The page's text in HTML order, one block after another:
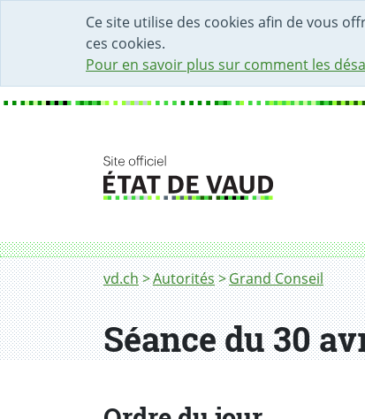
Ce site utilise des cookies afin de vous
ces cookies.
Pour en savoir plus sur comment les
DÉBUT DU CONTENU DE LA PAGE
ACCÈS AU CHAMP DE RECHERCHE
PAGE D'ACCUEIL
FORMULAIRE DE CONTACT
Fil d'Ariane
vd.ch Autorités Grand Conseil
Séance du 30